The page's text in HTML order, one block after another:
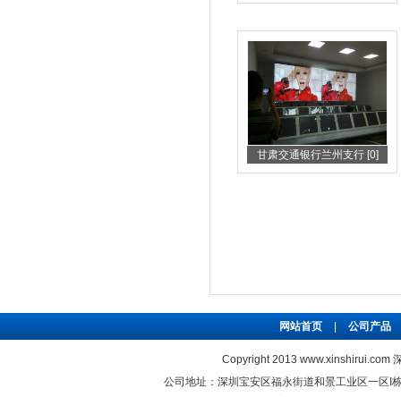
甘肃交通银行兰州支行 [0]
网站首页 公司产品
Copyright 2013 www.xinshirui.com
公司地址：深圳宝安区福永街道和景工业区一区